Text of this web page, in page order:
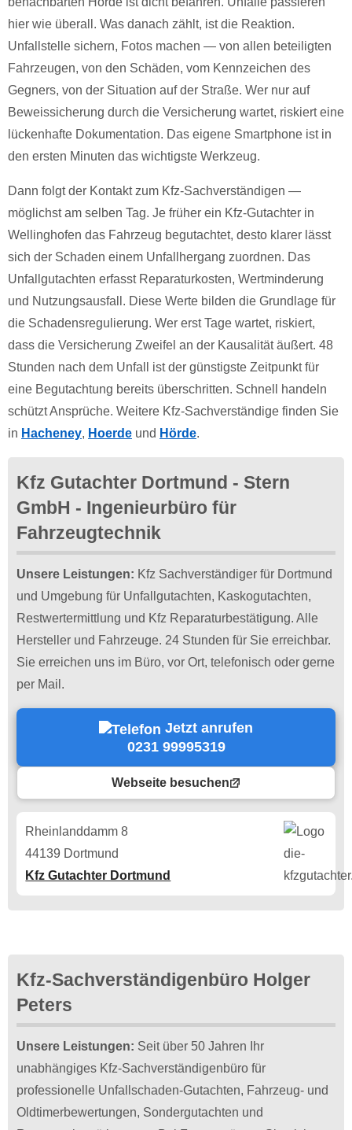
hier wie überall. Was danach zählt, ist die Reaktion.
Unfallstelle sichern, Fotos machen — von allen beteiligten
Fahrzeugen, von den Schäden, vom Kennzeichen des
Gegners, von der Situation auf der Straße. Wer nur auf
Beweissicherung durch die Versicherung wartet, riskiert eine
lückenhafte Dokumentation. Das eigene Smartphone ist in
den ersten Minuten das wichtigste Werkzeug.
Dann folgt der Kontakt zum Kfz-Sachverständigen —
möglichst am selben Tag. Je früher ein Kfz-Gutachter in
Wellinghofen das Fahrzeug begutachtet, desto klarer lässt
sich der Schaden einem Unfallhergang zuordnen. Das
Unfallgutachten erfasst Reparaturkosten, Wertminderung
und Nutzungsausfall. Diese Werte bilden die Grundlage für
die Schadensregulierung. Wer erst Tage wartet, riskiert,
dass die Versicherung Zweifel an der Kausalität äußert. 48
Stunden nach dem Unfall ist der günstigste Zeitpunkt für
eine Begutachtung bereits überschritten. Schnell handeln
schützt Ansprüche. Weitere Kfz-Sachverständige finden Sie
in Hacheney, Hoerde und Hörde.
Kfz Gutachter Dortmund - Stern
GmbH - Ingenieurbüro für
Fahrzeugtechnik
Unsere Leistungen: Kfz Sachverständiger für Dortmund
und Umgebung für Unfallgutachten, Kaskogutachten,
Restwertermittlung und Kfz Reparaturbestätigung. Alle
Hersteller und Fahrzeuge. 24 Stunden für Sie erreichbar.
Sie erreichen uns im Büro, vor Ort, telefonisch oder gerne
per Mail.
Jetzt anrufen
0231 99995319
Webseite besuchen
Rheinlanddamm 8
44139 Dortmund
Kfz Gutachter Dortmund
Kfz-Sachverständigenbüro Holger
Peters
Unsere Leistungen: Seit über 50 Jahren Ihr
unabhängiges Kfz-Sachverständigenbüro für
professionelle Unfallschaden-Gutachten, Fahrzeug- und
Oldtimerbewertungen, Sondergutachten und